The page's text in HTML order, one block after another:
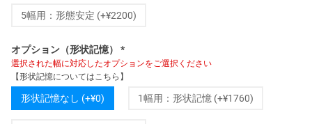
5幅用：形態安定 (+¥2200)
オプション（形状記憶） *
選択された幅に対応したオプションをご選択ください
【形状記憶についてはこちら】
形状記憶なし (+¥0) 1幅用：形状記憶 (+¥1760)